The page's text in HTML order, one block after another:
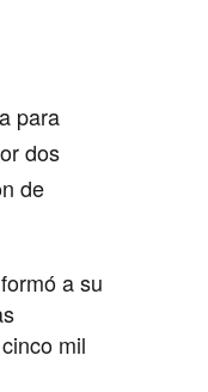
para
dos
de
a su
mil